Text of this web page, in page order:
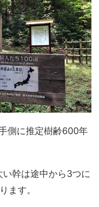
側に推定樹齢600年
幹は途中から3つに
ます。